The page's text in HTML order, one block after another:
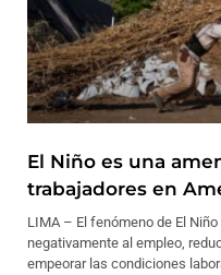
El Niño es una
trabajadores en
LIMA – El fenómeno de El
negativamente al empleo,
empeorar las condiciones